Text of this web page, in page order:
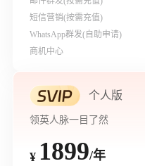
短信营销(按需充值)
WhatsApp群发(自助申请)
商机中心
个人版
领英人脉一目了然
¥ 1899/年